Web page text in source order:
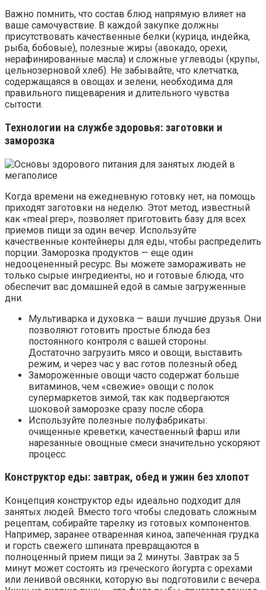
Важно помнить, что состав блюд напрямую влияет на
ваше самочувствие. В каждой закупке должны
присутствовать качественные белки (курица, индейка,
рыба, бобовые), полезные жиры (авокадо, орехи,
нерафинированные масла) и сложные углеводы (крупы,
цельнозерновой хлеб). Не забывайте, что клетчатка,
содержащаяся в овощах и зелени, необходима для
правильного пищеварения и длительного чувства
сытости.
Технологии на службе здоровья: заготовки и
заморозка
Когда времени на ежедневную готовку нет, на помощь
приходят заготовки на неделю. Этот метод, известный
как «meal prep», позволяет приготовить базу для всех
приемов пищи за один вечер. Используйте
качественные контейнеры для еды, чтобы распределить
порции. Заморозка продуктов — еще один
недооцененный ресурс. Вы можете замораживать не
только сырые ингредиенты, но и готовые блюда, что
обеспечит вас домашней едой в самые загруженные
дни.
Мультиварка и духовка — ваши лучшие друзья. Они
позволяют готовить простые блюда без
постоянного контроля с вашей стороны.
Достаточно загрузить мясо и овощи, выставить
режим, и через час у вас готов полезный обед.
Замороженные овощи часто содержат больше
витаминов, чем «свежие» овощи с полок
супермаркетов зимой, так как подвергаются
шоковой заморозке сразу после сбора.
Используйте полезные полуфабрикаты:
очищенные креветки, качественный фарш или
нарезанные овощные смеси значительно ускоряют
процесс.
Конструктор еды: завтрак, обед и ужин без хлопот
Концепция конструктор еды идеально подходит для
занятых людей. Вместо того чтобы следовать сложным
рецептам, собирайте тарелку из готовых компонентов.
Например, заранее отваренная киноа, запеченная грудка
и горсть свежего шпината превращаются в
полноценный прием пищи за 2 минуты. Завтрак за 5
минут может состоять из греческого йогурта с орехами
или ленивой овсянки, которую вы подготовили с вечера.